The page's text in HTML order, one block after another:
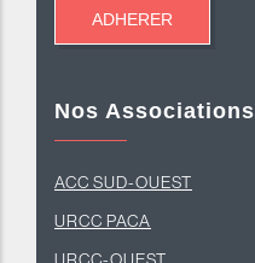
Nos Associations
ACC SUD-OUEST
URCC PACA